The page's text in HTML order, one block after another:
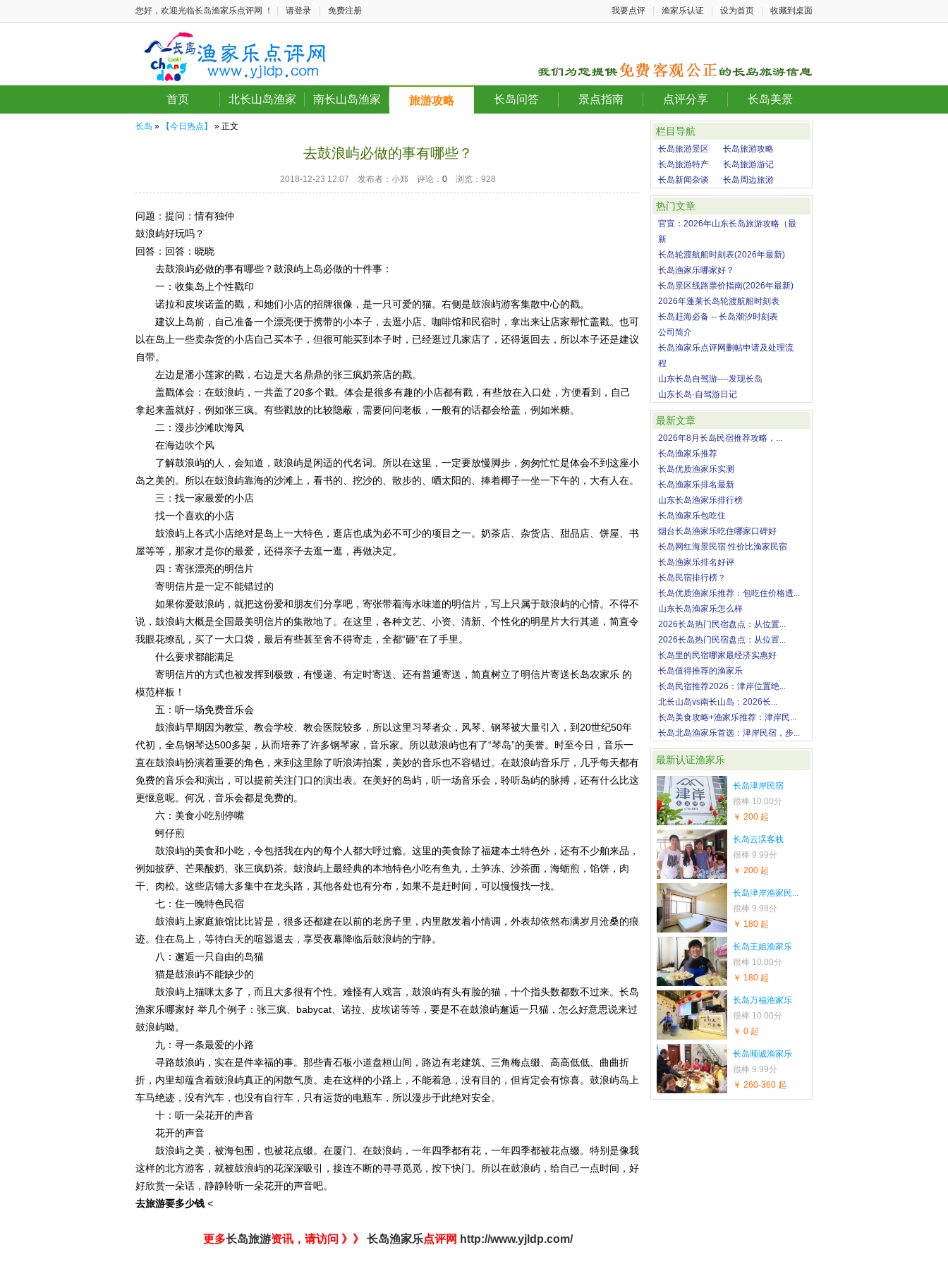
您好，欢迎光临长岛渔家乐点评网 ！ 请登录 免费注册 我要点评 渔家乐认证 设为首页 收藏到桌面
首页 北长山岛渔家 南长山岛渔家 旅游攻略 长岛问答 景点指南 点评分享 长岛美景
长岛 » 【今日热点】 » 正文
去鼓浪屿必做的事有哪些？
2018-12-23 12:07 发布者：小郑 评论： 0浏览：928
问题： 提问：情有独仲
鼓浪屿好玩吗？
回答： 回答：晓晓
去鼓浪屿必做的事有哪些？鼓浪屿上岛必做的十件事：
一：收集岛上个性戳印
诺拉和皮埃诺盖的戳，和她们小店的招牌很像，是一只可爱的猫。右侧是鼓浪屿游客集散中心的戳。
建议上岛前，自己准备一个漂亮便于携带的小本子，去逛小店、咖啡馆和民宿时，拿出来让店家帮忙盖戳。也可
以在岛上一些卖杂货的小店自己买本子，但很可能买到本子时，已经逛过几家店了，还得返回去，所以本子还是建议
自带。
左边是潘小莲家的戳，右边是大名鼎鼎的张三疯奶茶店的戳。
盖戳体会：在鼓浪屿，一共盖了20多个戳。体会是很多有趣的小店都有戳，有些放在入口处，方便看到，自己
拿起来盖就好，例如张三疯。有些戳放的比较隐蔽，需要问问老板，一般有的话都会给盖，例如米糖。
二：漫步沙滩吹海风
在海边吹个风
了解鼓浪屿的人，会知道，鼓浪屿是闲适的代名词。所以在这里，一定要放慢脚步，匆匆忙忙是体会不到这座小
岛之美的。所以在鼓浪屿靠海的沙滩上，看书的、挖沙的、散步的、晒太阳的、捧着椰子一坐一下午的，大有人在。
三：找一家最爱的小店
找一个喜欢的小店
鼓浪屿上各式小店绝对是岛上一大特色，逛店也成为必不可少的项目之一。奶茶店、杂货店、甜品店、饼屋、书
屋等等，那家才是你的最爱，还得亲子去逛一逛，再做决定。
四：寄张漂亮的明信片
寄明信片是一定不能错过的
如果你爱鼓浪屿，就把这份爱和朋友们分享吧，寄张带着海水味道的明信片，写上只属于鼓浪屿的心情。不得不
说，鼓浪屿大概是全国最美明信片的集散地了。在这里，各种文艺、小资、清新、个性化的明星片大行其道，简直令
我眼花缭乱，买了一大口袋，最后有些甚至舍不得寄走，全都“砸”在了手里。
什么要求都能满足
寄明信片的方式也被发挥到极致，有慢递、有定时寄送、还有普通寄送，简直树立了明信片寄送长岛农家乐 的
模范样板！
五：听一场免费音乐会
鼓浪屿早期因为教堂、教会学校、教会医院较多，所以这里习琴者众，风琴、钢琴被大量引入，到20世纪50年
代初，全岛钢琴达500多架，从而培养了许多钢琴家，音乐家。所以鼓浪屿也有了“琴岛”的美誉。时至今日，音乐一
直在鼓浪屿扮演着重要的角色，来到这里除了听浪涛拍案，美妙的音乐也不容错过。在鼓浪屿音乐厅，几乎每天都有
免费的音乐会和演出，可以提前关注门口的演出表。在美好的岛屿，听一场音乐会，聆听岛屿的脉搏，还有什么比这
更惬意呢。何况，音乐会都是免费的。
六：美食小吃别停嘴
蚵仔煎
鼓浪屿的美食和小吃，令包括我在内的每个人都大呼过瘾。这里的美食除了福建本土特色外，还有不少舶来品，
例如披萨、芒果酸奶、张三疯奶茶。鼓浪屿上最经典的本地特色小吃有鱼丸，土笋冻、沙茶面，海蛎煎，馅饼，肉
干、肉松。这些店铺大多集中在龙头路，其他各处也有分布，如果不是赶时间，可以慢慢找一找。
七：住一晚特色民宿
鼓浪屿上家庭旅馆比比皆是，很多还都建在以前的老房子里，内里散发着小情调，外表却依然布满岁月沧桑的痕
迹。住在岛上，等待白天的喧嚣退去，享受夜幕降临后鼓浪屿的宁静。
八：邂逅一只自由的岛猫
猫是鼓浪屿不能缺少的
鼓浪屿上猫咪太多了，而且大多很有个性。难怪有人戏言，鼓浪屿有头有脸的猫，十个指头数都数不过来。长岛
渔家乐哪家好 举几个例子：张三疯、babycat、诺拉、皮埃诺等等，要是不在鼓浪屿邂逅一只猫，怎么好意思说来过
鼓浪屿呦。
九：寻一条最爱的小路
寻路鼓浪屿，实在是件幸福的事。那些青石板小道盘桓山间，路边有老建筑、三角梅点缀、高高低低、曲曲折
折，内里却蕴含着鼓浪屿真正的闲散气质。走在这样的小路上，不能着急，没有目的，但肯定会有惊喜。鼓浪屿岛上
车马绝迹，没有汽车，也没有自行车，只有运货的电瓶车，所以漫步于此绝对安全。
十：听一朵花开的声音
花开的声音
鼓浪屿之美，被海包围，也被花点缀。在厦门、在鼓浪屿，一年四季都有花，一年四季都被花点缀。特别是像我
这样的北方游客，就被鼓浪屿的花深深吸引，接连不断的寻寻觅觅，按下快门。所以在鼓浪屿，给自己一点时间，好
好欣赏一朵话，静静聆听一朵花开的声音吧。
去旅游要多少钱 <
更多长岛旅游资讯，请访问 》》 长岛渔家乐点评网 http://www.yjldp.com/
栏目导航
长岛旅游景区
长岛旅游攻略
长岛旅游特产
长岛旅游游记
长岛新闻杂谈
长岛周边旅游
热门文章
官宣：2026年山东长岛旅游攻略（最
新
长岛轮渡航船时刻表(2026年最新)
长岛渔家乐哪家好？
长岛景区线路票价指南(2026年最新)
2026年蓬莱长岛轮渡航船时刻表
长岛赶海必备 -- 长岛潮汐时刻表
公司简介
长岛渔家乐点评网删帖申请及处理流
程
山东长岛自驾游----发现长岛
山东长岛·自驾游日记
最新文章
2026年8月长岛民宿推荐攻略，...
长岛渔家乐推荐
长岛优质渔家乐实测
长岛渔家乐排名最新
山东长岛渔家乐排行榜
长岛渔家乐包吃住
烟台长岛渔家乐吃住哪家口碑好
长岛网红海景民宿 性价比渔家民宿
长岛渔家乐排名好评
长岛民宿排行榜？
长岛优质渔家乐推荐：包吃住价格透...
山东长岛渔家乐怎么样
2026长岛热门民宿盘点：从位置...
2026长岛热门民宿盘点：从位置...
长岛里的民宿哪家最经济实惠好
长岛值得推荐的渔家乐
长岛民宿推荐2026：津岸位置绝...
北长山岛vs南长山岛：2026长...
长岛美食攻略+渔家乐推荐：津岸民...
长岛北岛渔家乐首选：津岸民宿，步...
最新认证渔家乐
长岛津岸民宿
很棒 10.00分
￥ 200 起
长岛云淏客栈
很棒 9.99分
￥ 200 起
长岛津岸渔家民...
很棒 9.98分
￥ 180 起
长岛王姐渔家乐
很棒 10.00分
￥ 180 起
长岛万福渔家乐
很棒 10.00分
￥ 0 起
长岛顺诚渔家乐
很棒 9.99分
￥ 260-360 起